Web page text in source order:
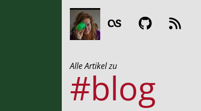
Alle Artikel zu
#blog